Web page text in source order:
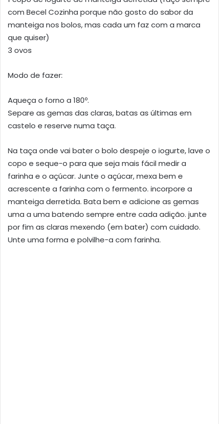
com Becel Cozinha porque não gosto do sabor da
manteiga nos bolos, mas cada um faz com a marca
que quiser)
3 ovos
Modo de fazer:
Aqueça o forno a 180º.
Separe as gemas das claras, batas as últimas em
castelo e reserve numa taça.
Na taça onde vai bater o bolo despeje o iogurte, lave o
copo e seque-o para que seja mais fácil medir a
farinha e o açúcar. Junte o açúcar, mexa bem e
acrescente a farinha com o fermento. incorpore a
manteiga derretida. Bata bem e adicione as gemas
uma a uma batendo sempre entre cada adição. junte
por fim as claras mexendo (em bater) com cuidado.
Unte uma forma e polvilhe-a com farinha.